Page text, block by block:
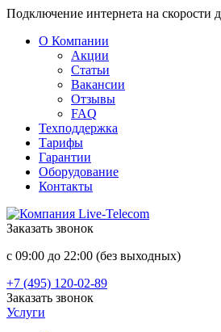
Подключение интернета на скорости
О Компании
Акции
Статьи
Вакансии
Отзывы
FAQ
Техподдержка
Тарифы
Гарантии
Оборудование
Контакты
Заказать звонок
с 09:00 до 22:00 (без выходных)
+7 (495) 120-02-89
Заказать звонок
Услуги